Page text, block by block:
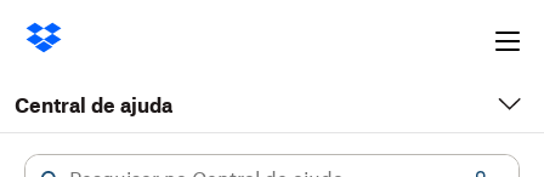
Central de ajuda